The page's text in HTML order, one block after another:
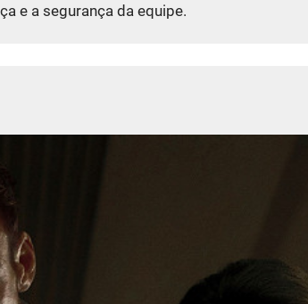
e a segurança da equipe.